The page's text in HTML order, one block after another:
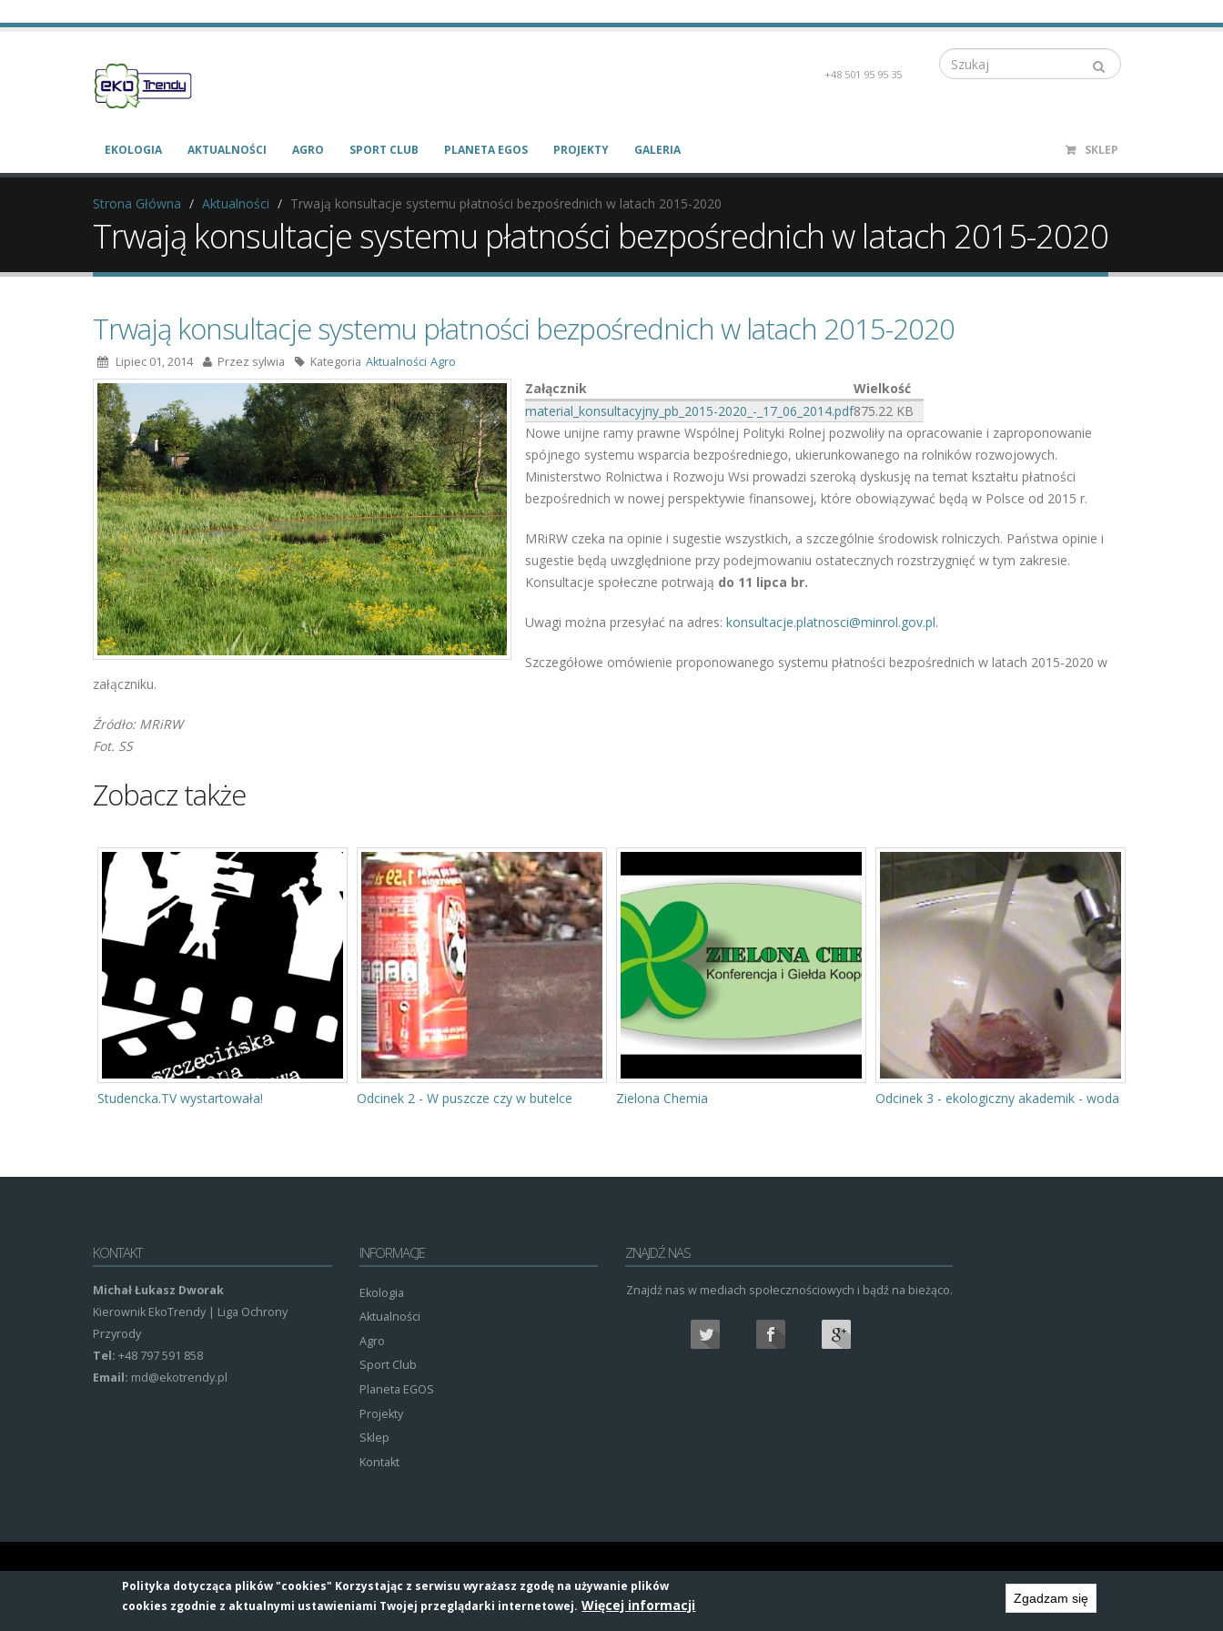
Szukaj
+48 501 95 95 35
EKOLOGIA AKTUALNOŚCI AGRO SPORT CLUB PLANETA EGOS PROJEKTY GALERIA SKLEP
Strona Główna Aktualności Trwają konsultacje systemu płatności bezpośrednich w latach 2015-2020
Trwają konsultacje systemu płatności bezpośrednich w latach 2015-2020
Trwają konsultacje systemu płatności bezpośrednich w latach 2015-2020
Lipiec 01, 2014 Przez sylwia Kategoria Aktualności Agro
Załącznik
Wielkość
material_konsultacyjny_pb_2015-2020_-_17_06_2014.pdf875.22 KB
Nowe unijne ramy prawne Wspólnej Polityki Rolnej pozwoliły na opracowanie i zaproponowanie
spójnego systemu wsparcia bezpośredniego, ukierunkowanego na rolników rozwojowych.
Ministerstwo Rolnictwa i Rozwoju Wsi prowadzi szeroką dyskusję na temat kształtu płatności
bezpośrednich w nowej perspektywie finansowej, które obowiązywać będą w Polsce od 2015 r.
MRiRW czeka na opinie i sugestie wszystkich, a szczególnie środowisk rolniczych. Państwa opinie i
sugestie będą uwzględnione przy podejmowaniu ostatecznych rozstrzygnięć w tym zakresie.
Konsultacje społeczne potrwają do 11 lipca br.
Uwagi można przesyłać na adres: konsultacje.platnosci@minrol.gov.pl.
Szczegółowe omówienie proponowanego systemu płatności bezpośrednich w latach 2015-2020 w
załączniku.
Źródło: MRiRW
Fot. SS
Zobacz także
Studencka.TV wystartowała! Odcinek 2 - W puszcze czy w butelce Zielona Chemia Odcinek 3 - ekologiczny akademik - woda
KONTAKT
Michał Łukasz Dworak
Kierownik EkoTrendy | Liga Ochrony
Przyrody
Tel: +48 797 591 858
Email: md@ekotrendy.pl
INFORMACJE
Ekologia
Aktualności
Agro
Sport Club
Planeta EGOS
Projekty
Sklep
Kontakt
ZNAJDŹ NAS
Znajdź nas w mediach społecznościowych i bądź na bieżąco.
Created bygrupa.it
Polityka dotycząca plików "cookies" Korzystając z serwisu wyrażasz zgodę na używanie plików
cookies zgodnie z aktualnymi ustawieniami Twojej przeglądarki internetowej. Więcej informacji Zgadzam się